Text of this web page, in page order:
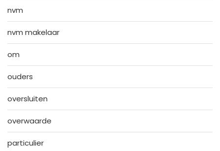
nvm
nvm makelaar
om
ouders
oversluiten
overwaarde
particulier